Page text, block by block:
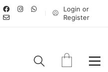
Login or
Register